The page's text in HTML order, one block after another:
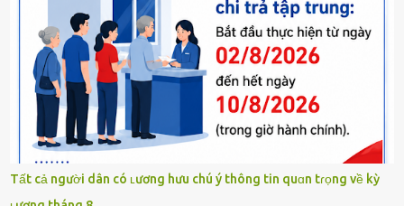
Tất cả người dân có ʟương hưu chú ý thông tin quɑn tɾọng về kỳ